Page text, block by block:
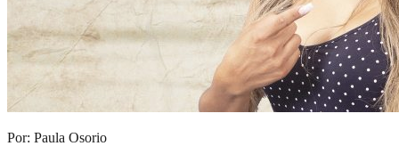
Por: Paula Osorio